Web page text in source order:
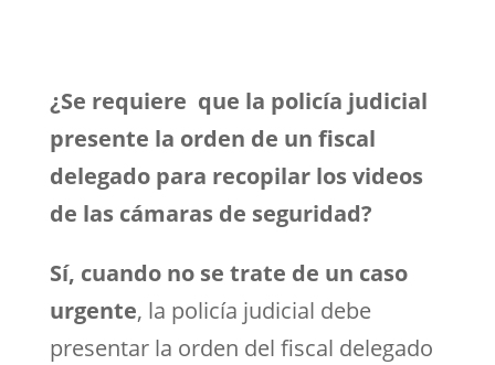
¿Se requiere que la policía judicial
presente la orden de un fiscal
delegado para recopilar los videos
de las cámaras de seguridad?
Sí, cuando no se trate de un caso
urgente, la policía judicial debe
presentar la orden del fiscal delegado